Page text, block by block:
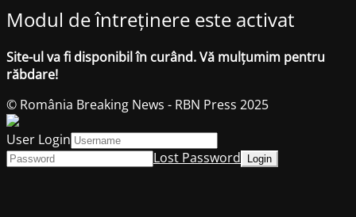
Modul de întreținere este activat
Site-ul va fi disponibil în curând. Vă mulțumim pentru
răbdare!
© România Breaking News - RBN Press 2025
User Login
Lost Password